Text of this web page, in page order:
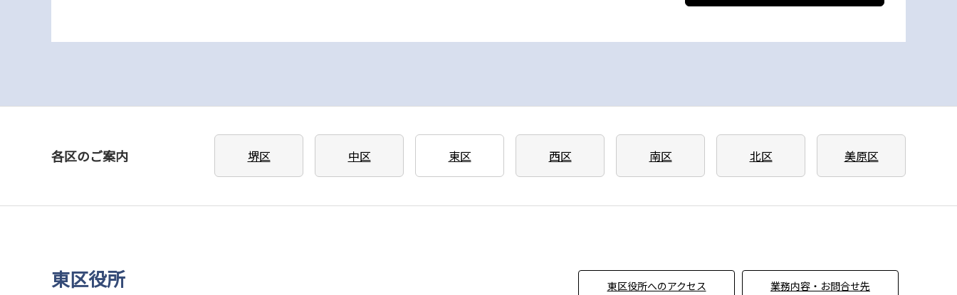
各区のご案内 堺区 中区 東区 西区 南区 北区 美原区
東区役所 東区役所へのアクセス 業務内容・お問合せ先